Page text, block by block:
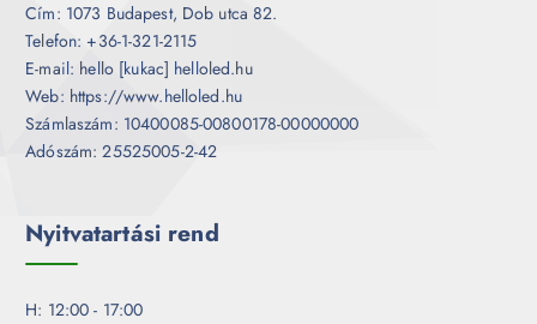
Cím: 1073 Budapest, Dob utca 82.
Telefon: +36-1-321-2115
E-mail: hello [kukac] helloled.hu
Web: https://www.helloled.hu
Számlaszám: 10400085-00800178-00000000
Adószám: 25525005-2-42
Nyitvatartási rend
H: 12:00 - 17:00